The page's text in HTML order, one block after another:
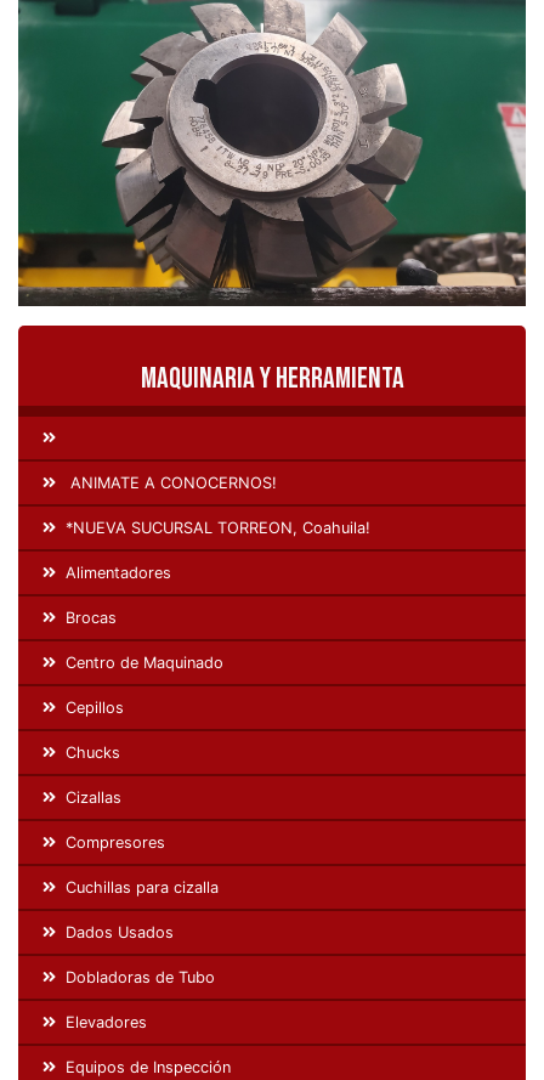
Maquinaria y Herramienta
ANIMATE A CONOCERNOS!
*NUEVA SUCURSAL TORREON, Coahuila!
Alimentadores
Brocas
Centro de Maquinado
Cepillos
Chucks
Cizallas
Compresores
Cuchillas para cizalla
Dados Usados
Dobladoras de Tubo
Elevadores
Equipos de Inspección